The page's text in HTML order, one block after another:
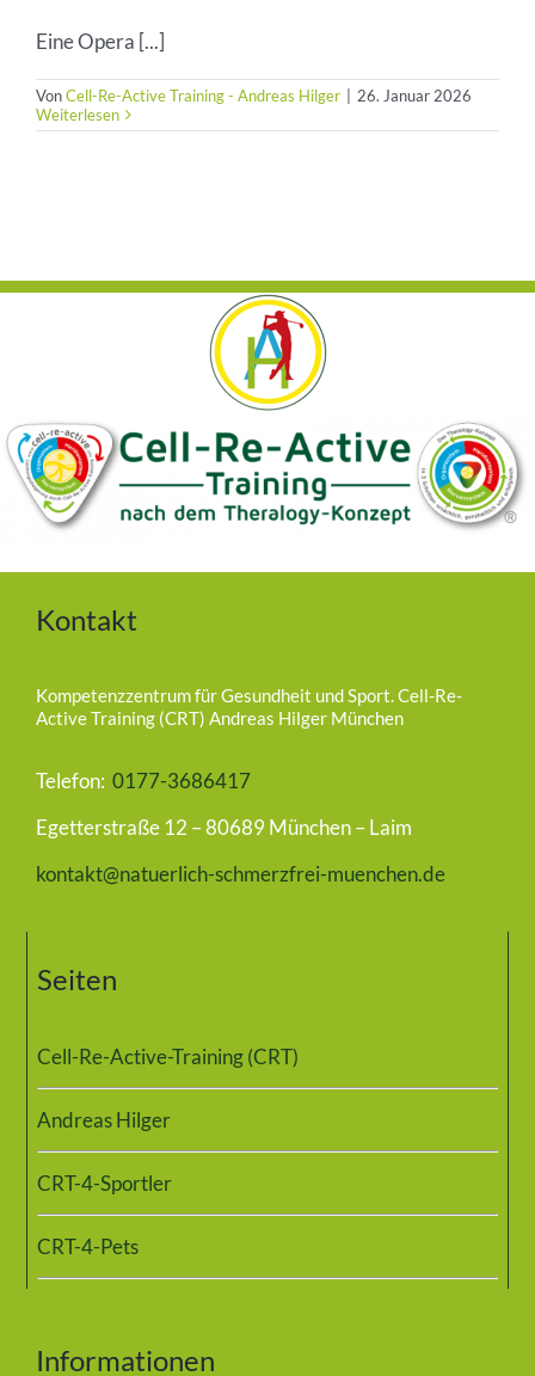
Eine Opera [...]
VonCell-Re-Active Training - Andreas Hilger
26. Januar 2026
Weiterlesen
Kontakt
Kompetenzzentrum für Gesundheit und Sport. Cell-Re-
Active Training (CRT) Andreas Hilger München
Telefon: 0177-3686417
Egetterstraße 12 – 80689 München – Laim
kontakt@natuerlich-schmerzfrei-muenchen.de
Seiten
Cell-Re-Active-Training (CRT)
Andreas Hilger
CRT-4-Sportler
CRT-4-Pets
Informationen